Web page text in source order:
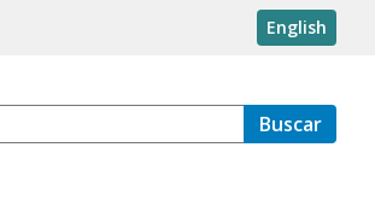
English
Buscar